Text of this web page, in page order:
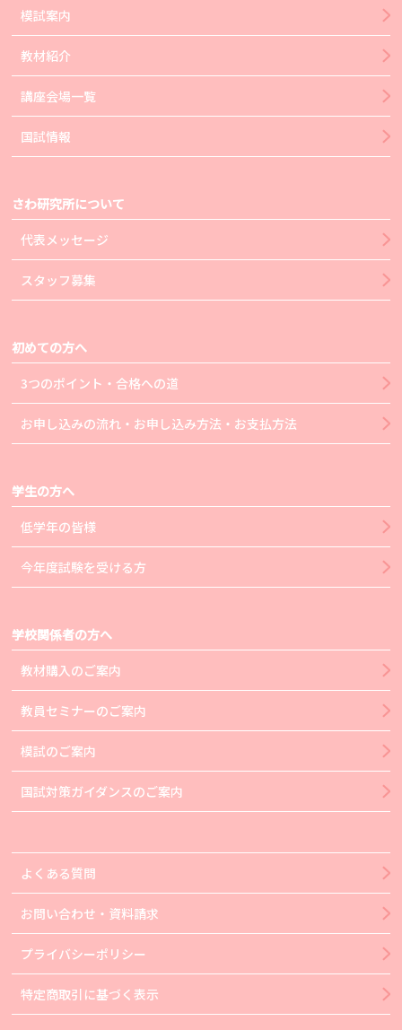
模試案内
教材紹介
講座会場一覧
国試情報
さわ研究所について
代表メッセージ
スタッフ募集
初めての方へ
3つのポイント・合格への道
お申し込みの流れ・お申し込み方法・お支払方法
学生の方へ
低学年の皆様
今年度試験を受ける方
学校関係者の方へ
教材購入のご案内
教員セミナーのご案内
模試のご案内
国試対策ガイダンスのご案内
よくある質問
お問い合わせ・資料請求
プライバシーポリシー
特定商取引に基づく表示